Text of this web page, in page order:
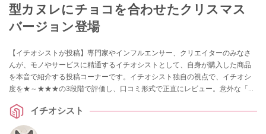
型カヌレにチョコを合わせたクリスマス
バージョン登場
【イチオシストが投稿】専門家やインフルエンサー、クリエイターのみなさ
んが、モノやサービスに精通するイチオシストとして、自身が購入した商品
を本音で紹介する投稿コーナーです。イチオシスト独自の視点で、イチオシ
度を★～★★★の3段階で評価し、口コミ形式で正直にレビュー。意外な「買
イチオシスト